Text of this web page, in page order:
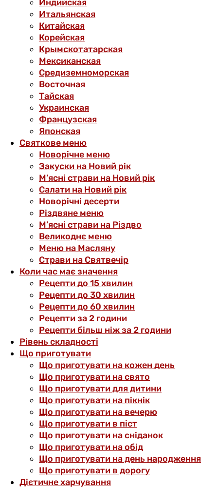
Индийская
Итальянская
Китайская
Корейская
Крымскотатарская
Мексиканская
Средиземноморская
Восточная
Тайская
Украинская
Французская
Японская
Святкове меню
Новорічне меню
Закуски на Новий рік
М’ясні страви на Новий рік
Салати на Новий рік
Новорічні десерти
Різдвяне меню
М’ясні страви на Різдво
Великоднє меню
Меню на Масляну
Страви на Святвечір
Коли час має значення
Рецепти до 15 хвилин
Рецепти до 30 хвилин
Рецепти до 60 хвилин
Рецепти за 2 години
Рецепти більш ніж за 2 години
Рівень складності
Що приготувати
Що приготувати на кожен день
Що приготувати на свято
Що приготувати для дитини
Що приготувати на пікнік
Що приготувати на вечерю
Що приготувати в піст
Що приготувати на сніданок
Що приготувати на обід
Що приготувати на день народження
Що приготувати в дорогу
Дієтичне харчування